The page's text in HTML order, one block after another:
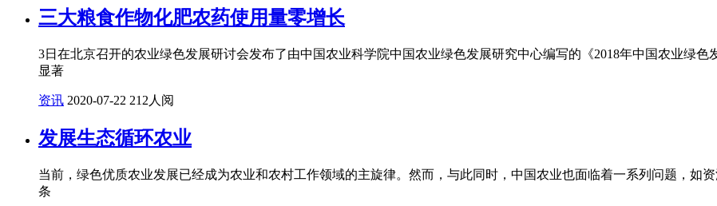
三大粮食作物化肥农药使用量零增长
3日在北京召开的农业绿色发展研讨会发布了由中国农业科学院中国农业绿色发展研究中心编写的《2018年中国农业绿
显著
资讯 2020-07-22 212人阅
发展生态循环农业
当前，绿色优质农业发展已经成为农业和农村工作领域的主旋律。然而，与此同时，中国农业也面临着一系列问题，如
条